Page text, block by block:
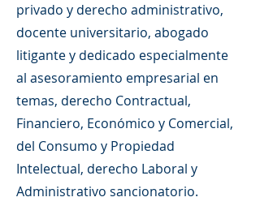
privado y derecho administrativo,
docente universitario, abogado
litigante y dedicado especialmente
al asesoramiento empresarial en
temas, derecho Contractual,
Financiero, Económico y Comercial,
del Consumo y Propiedad
Intelectual, derecho Laboral y
Administrativo sancionatorio.